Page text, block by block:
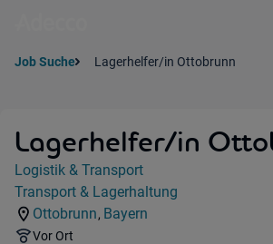
Job Suche Lagerhelfer/in Ottobrunn
Lagerhelfer/in
Jobdetails
Kategorie:
Logistik & Transport
Industry:
Transport & Lagerhaltung
Standorte:
Ottobrunn,
Region:
Bayern
Remote Option:
Vor Ort